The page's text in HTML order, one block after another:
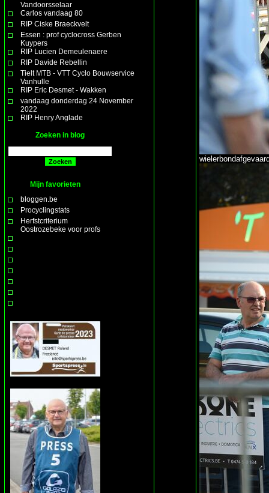
Vandoorsselaar
Carlos vandaag 80
RIP Ciske Braeckvelt
Essen : prof cyclocross Gerben
Kuypers
RIP Lucien Demeulenaere
RIP Davide Rebellin
Tielt MTB - VTT Cyclo Bouwservice
Vanhulle
RIP Eric Desmet - Wakken
vandaag donderdag 24 November
2022
RIP Henry Anglade
Zoeken in blog
Mijn favorieten
bloggen.be
Procyclingstats
Herfstcriterium
Oostrozebeke voor profs